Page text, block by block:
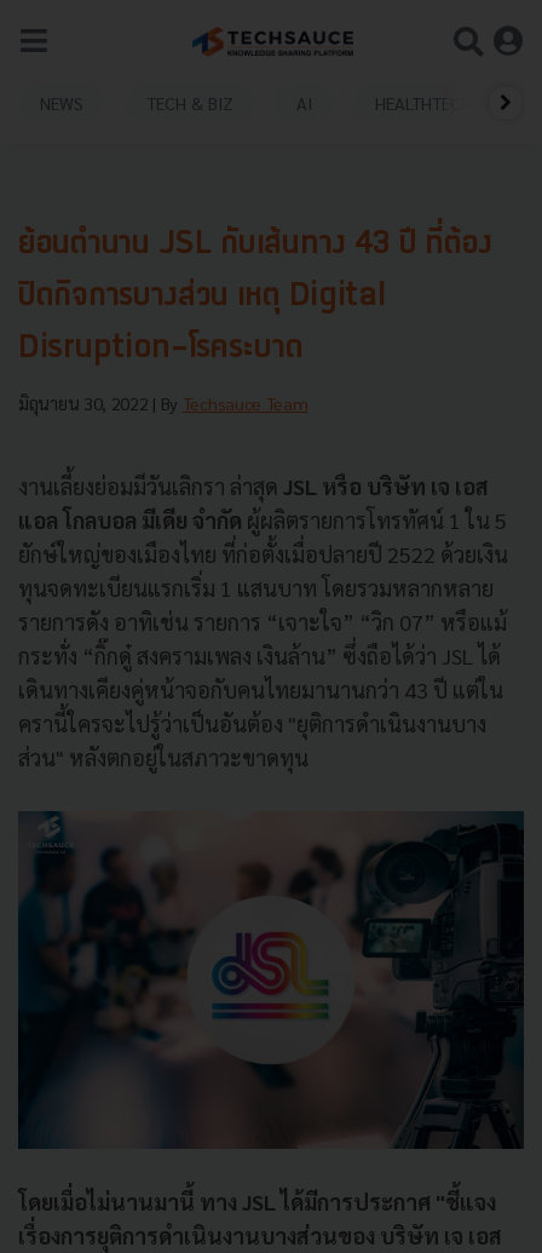
NEWS TECH & BIZ AI HEALTHTECH
ย้อนตำนาน JSL กับเส้นทาง 43 ปี ที่ต้อง
ปิดกิจการบางส่วน เหตุ Digital
Disruption-โรคระบาด
มิถุนายน 30, 2022 | By Techsauce Team
งานเลี้ยงย่อมมีวันเลิกรา ล่าสุด JSL หรือ บริษัท เจ เอส
แอล โกลบอล มีเดีย จํากัด ผู้ผลิตรายการโทรทัศน์ 1 ใน 5
ยักษ์ใหญ่ของเมืองไทย ที่ก่อตั้งเมื่อปลายปี 2522 ด้วยเงิน
ทุนจดทะเบียนแรกเริ่ม 1 แสนบาท โดยรวมหลากหลาย
รายการดัง อาทิเช่น รายการ “เจาะใจ” “วิก 07” หรือแม้
กระทั่ง “กิ๊กดู๋ สงครามเพลง เงินล้าน” ซึ่งถือได้ว่า JSL ได้
เดินทางเคียงคู่หน้าจอกับคนไทยมานานกว่า 43 ปี แต่ใน
ครานี้ใครจะไปรู้ว่าเป็นอันต้อง "ยุติการดำเนินงานบาง
ส่วน" หลังตกอยู่ในสภาวะขาดทุน
โดยเมื่อไม่นานมานี้ ทาง JSL ได้มีการประกาศ "ชี้แจง
เรื่องการยุติการดําเนินงานบางส่วนของ บริษัท เจ เอส